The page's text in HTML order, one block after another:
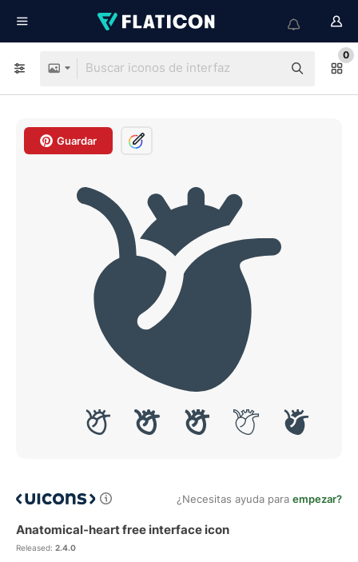
0
Guardar
¿Necesitas ayuda para empezar?
Anatomical-heart free interface icon
Released: 2.4.0